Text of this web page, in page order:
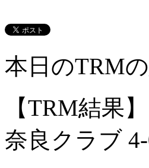
本日のTRM
【TRM結果】
奈良クラブ